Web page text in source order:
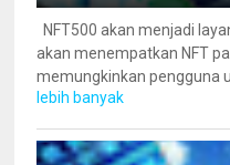
NFT500 akan menjadi
akan menempatkan NFT
memungkinkan pengguna
lebih banyak